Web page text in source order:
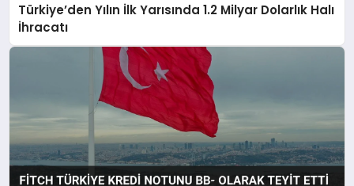
Türkiye’den Yılın İlk Yarısında 1.2 Milyar Dolarlık Halı
İhracatı